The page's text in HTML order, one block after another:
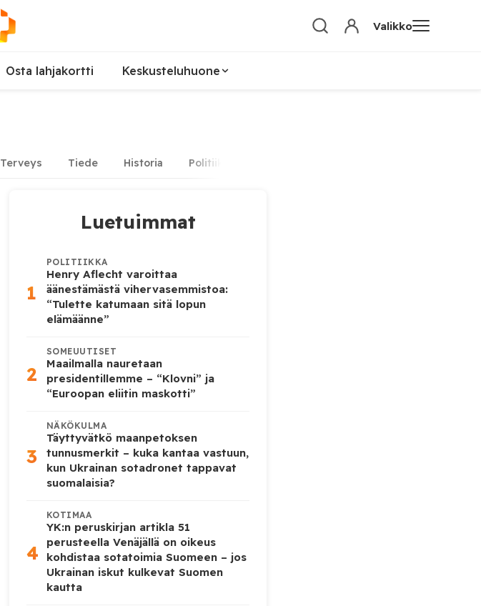
Valikko
Osta lahjakortti Keskusteluhuone
Terveys Tiede Historia Politiikka
Luetuimmat
1
POLITIIKKA
Henry Aflecht varoittaa
äänestämästä vihervasemmistoa:
“Tulette katumaan sitä lopun
elämäänne”
2
SOMEUUTISET
Maailmalla nauretaan
presidentillemme – “Klovni” ja
“Euroopan eliitin maskotti”
3
NÄKÖKULMA
Täyttyvätkö maanpetoksen
tunnusmerkit – kuka kantaa vastuun,
kun Ukrainan sotadronet tappavat
suomalaisia?
4
KOTIMAA
YK:n peruskirjan artikla 51
perusteella Venäjällä on oikeus
kohdistaa sotatoimia Suomeen – jos
Ukrainan iskut kulkevat Suomen
kautta